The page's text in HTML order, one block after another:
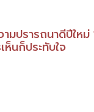
มปรารถนาดีปีใหม่
ห็นก็ประทับใจ